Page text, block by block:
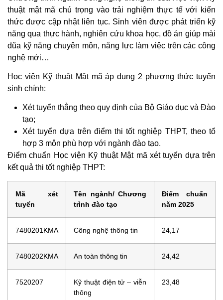
thuật mật mã chú trọng vào trải nghiệm thực tế với kiến
thức được cập nhật liên tục. Sinh viên được phát triển kỹ
năng qua thực hành, nghiên cứu khoa học, đồ án giúp mài
dũa kỹ năng chuyên môn, năng lực làm việc trên các công
nghệ mới…
Học viện Kỹ thuật Mật mã áp dụng 2 phương thức tuyển
sinh chính:
Xét tuyển thẳng theo quy định của Bộ Giáo dục và Đào
tạo;
Xét tuyển dựa trên điểm thi tốt nghiệp THPT, theo tổ
hợp 3 môn phù hợp với ngành đào tạo.
Điểm chuẩn Học viện Kỹ thuật Mật mã xét tuyển dựa trên
kết quả thi tốt nghiệp THPT:
Mã xét
tuyển
Tên ngành/ Chương
trình đào tạo
Điểm chuẩn
năm 2025
7480201KMA Công nghệ thông tin 24,17
7480202KMA An toàn thông tin 24,42
7520207
Kỹ thuật điện tử – viễn
thông
23,48